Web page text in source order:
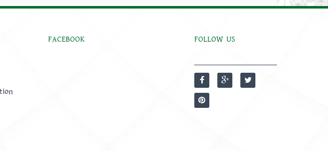
FACEBOOK FOLLOW US